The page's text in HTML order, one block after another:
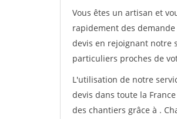
Vous êtes un artisan et
rapidement des
devis en rejoignant notre
particuliers proches de
L'utilisation de notre
devis dans toute la
des chantiers grâce à .